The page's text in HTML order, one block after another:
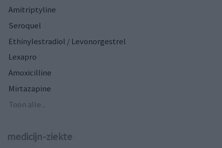
Amitriptyline
Seroquel
Ethinylestradiol / Levonorgestrel
Lexapro
Amoxicilline
Mirtazapine
Toon alle...
medicijn-ziekte